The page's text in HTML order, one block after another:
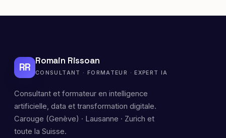
RR
Romain Rissoan
CONSULTANT · FORMATEUR · EXPERT IA
Consultant et formateur en intelligence
artificielle, data et transformation digitale.
Carouge (Genève) · Lausanne · Zurich et
toute la Suisse.